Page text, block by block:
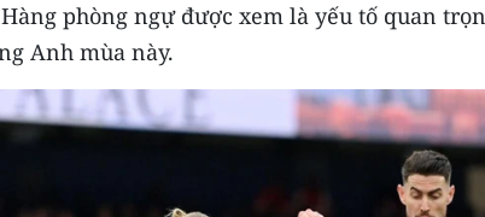
phòng ngự được xem là yếu tố quan
Anh mùa này.